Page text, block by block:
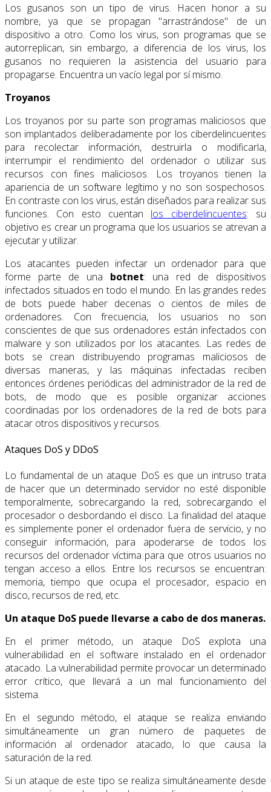
Los gusanos son un tipo de virus. Hacen honor a su
nombre, ya que se propagan "arrastrándose" de un
dispositivo a otro. Como los virus, son programas que se
autorreplican, sin embargo, a diferencia de los virus, los
gusanos no requieren la asistencia del usuario para
propagarse. Encuentra un vacío legal por sí mismo.
Troyanos
Los troyanos por su parte son programas maliciosos que
son implantados deliberadamente por los ciberdelincuentes
para recolectar información, destruirla o modificarla,
interrumpir el rendimiento del ordenador o utilizar sus
recursos con fines maliciosos. Los troyanos tienen la
apariencia de un software legítimo y no son sospechosos.
En contraste con los virus, están diseñados para realizar sus
funciones. Con esto cuentan los ciberdelincuentes: su
objetivo es crear un programa que los usuarios se atrevan a
ejecutar y utilizar.
Los atacantes pueden infectar un ordenador para que
forme parte de una botnet: una red de dispositivos
infectados situados en todo el mundo. En las grandes redes
de bots puede haber decenas o cientos de miles de
ordenadores. Con frecuencia, los usuarios no son
conscientes de que sus ordenadores están infectados con
malware y son utilizados por los atacantes. Las redes de
bots se crean distribuyendo programas maliciosos de
diversas maneras, y las máquinas infectadas reciben
entonces órdenes periódicas del administrador de la red de
bots, de modo que es posible organizar acciones
coordinadas por los ordenadores de la red de bots para
atacar otros dispositivos y recursos.
Ataques DoS y DDoS
Lo fundamental de un ataque DoS es que un intruso trata
de hacer que un determinado servidor no esté disponible
temporalmente, sobrecargando la red, sobrecargando el
procesador o desbordando el disco. La finalidad del ataque
es simplemente poner el ordenador fuera de servicio, y no
conseguir información, para apoderarse de todos los
recursos del ordenador víctima para que otros usuarios no
tengan acceso a ellos. Entre los recursos se encuentran:
memoria, tiempo que ocupa el procesador, espacio en
disco, recursos de red, etc.
Un ataque DoS puede llevarse a cabo de dos maneras.
En el primer método, un ataque DoS explota una
vulnerabilidad en el software instalado en el ordenador
atacado. La vulnerabilidad permite provocar un determinado
error crítico, que llevará a un mal funcionamiento del
sistema.
En el segundo método, el ataque se realiza enviando
simultáneamente un gran número de paquetes de
información al ordenador atacado, lo que causa la
saturación de la red.
Si un ataque de este tipo se realiza simultáneamente desde